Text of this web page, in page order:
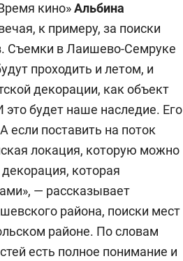
кино»Альбина
к примеру, за поиски
Съемки в Лаишево-Семруке
проходить и летом, и
декорации, как объект
будет наше наследие. Его
если поставить на поток
локация, которую можно
которая
— рассказывает
района, поиски мест
районе. По словам
есть полное понимание и